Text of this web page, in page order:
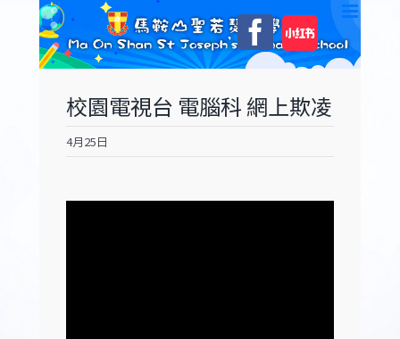
content
Facebook
自
訂
校園電視台 電腦科 網上欺凌
4月25日